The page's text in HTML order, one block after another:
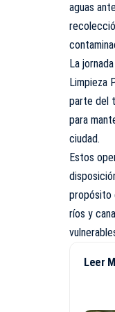
aguas
La
Limpieza
parte del
para
ciudad.
Estos
propósito
ríos y
Leer